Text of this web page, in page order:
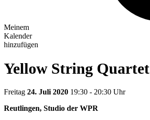
Meinem
Kalender
hinzufügen
Yellow String Quartet
Freitag 24. Juli 2020 19:30 - 20:30 Uhr
Reutlingen, Studio der WPR